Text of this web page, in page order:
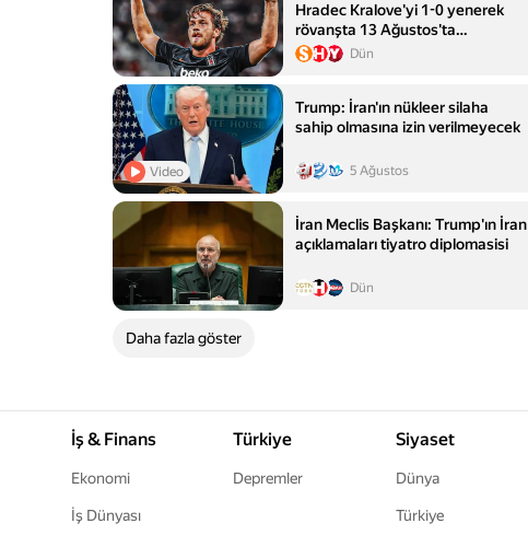
Hradec Kralove'yi 1-0 yenerek
rövanşta 13 Ağustos'ta
karşılaşacak
Dün
Video
Trump: İran'ın nükleer silaha
sahip olmasına izin verilmeyecek
5 Ağustos
İran Meclis Başkanı: Trump'ın İran
açıklamaları tiyatro diplomasisi
Dün
Daha fazla göster
İş & Finans
Ekonomi
İş Dünyası
Türkiye
Depremler
Siyaset
Dünya
Türkiye